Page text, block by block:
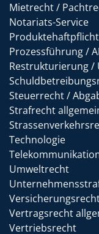
Mietrecht /
Notariats-Service
Prozessführung /
Restrukturierung /
Steuerrecht /
Strafrecht
Technologie
Umweltrecht
Vertragsrecht
Vertriebsrecht